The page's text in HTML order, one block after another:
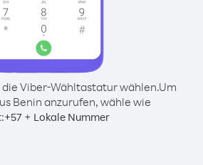
Viber-Wähltastatur wählen.Um
Benin anzurufen, wähle wie
+57+ Lokale Nummer